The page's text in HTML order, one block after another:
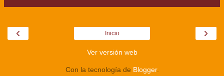
‹ ›
Inicio
Ver versión web
Con la tecnología de Blogger.